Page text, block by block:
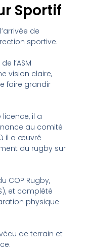
Sportif
de
sportive.
l’ASM
vision claire,
faire grandir
licence, il a
au comité
il a œuvré
du rugby sur
COP Rugby,
et complété
physique
de terrain et